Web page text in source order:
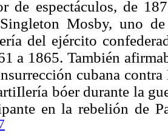
de espectáculos, de
Mosby, uno
del ejército
a 1865. También
cubana
bóer durante la
en la rebelión de